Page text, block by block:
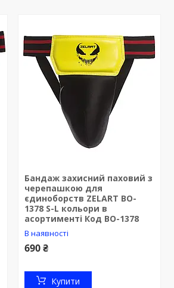
Бандаж захисний паховий з
черепашкою для
єдиноборств ZELART BO-
1378 S-L кольори в
асортименті Код BO-1378
В наявності
690 ₴
Купити